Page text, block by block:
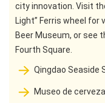
city innovation. Visit
Light” Ferris wheel for
Beer Museum, or see
Fourth Square.
Qingdao Seaside
Museo de